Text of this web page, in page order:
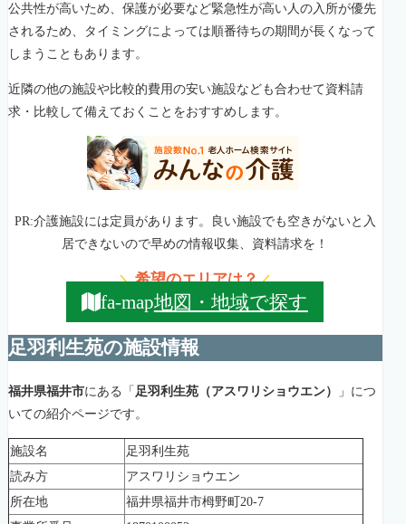
公共性が高いため、保護が必要など緊急性が高い人の入所が優先
されるため、タイミングによっては順番待ちの期間が長くなって
しまうこともあります。
近隣の他の施設や比較的費用の安い施設なども合わせて資料請
求・比較して備えておくことをおすすめします。
PR:介護施設には定員があります。良い施設でも空きがないと入
居できないので早めの情報収集、資料請求を！
＼希望のエリアは？／
fa-map地図・地域で探す
足羽利生苑の施設情報
福井県福井市にある「 足羽利生苑（アスワリショウエン）
」につ
いての紹介ページです。
施設名
足羽利生苑
読み方
アスワリショウエン
所在地
福井県福井市栂野町20-7